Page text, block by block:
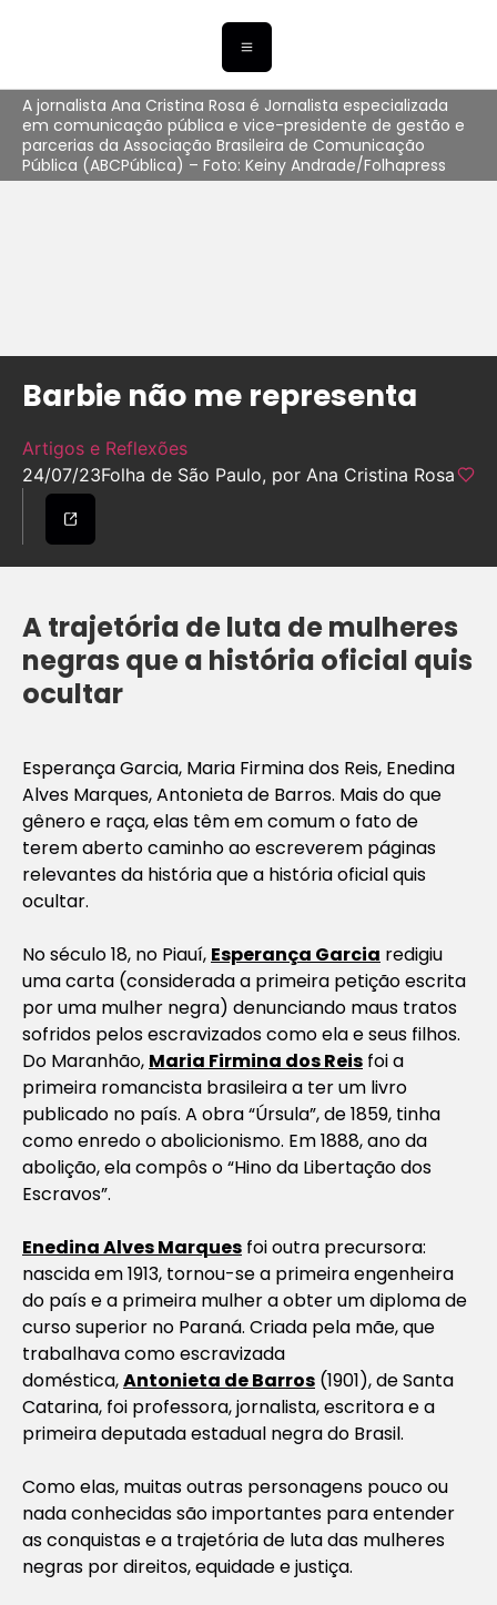
A jornalista Ana Cristina Rosa é Jornalista especializada
em comunicação pública e vice-presidente de gestão e
parcerias da Associação Brasileira de Comunicação
Pública (ABCPública) – Foto: Keiny Andrade/Folhapress
Barbie não me representa
Artigos e Reflexões
24/07/23Folha de São Paulo, por Ana Cristina Rosa
A trajetória de luta de mulheres
negras que a história oficial quis
ocultar
Esperança Garcia, Maria Firmina dos Reis, Enedina
Alves Marques, Antonieta de Barros. Mais do que
gênero e raça, elas têm em comum o fato de
terem aberto caminho ao escreverem páginas
relevantes da história que a história oficial quis
ocultar.
No século 18, no Piauí, Esperança Garcia redigiu
uma carta (considerada a primeira petição escrita
por uma mulher negra) denunciando maus tratos
sofridos pelos escravizados como ela e seus filhos.
Do Maranhão, Maria Firmina dos Reis foi a
primeira romancista brasileira a ter um livro
publicado no país. A obra “Úrsula”, de 1859, tinha
como enredo o abolicionismo. Em 1888, ano da
abolição, ela compôs o “Hino da Libertação dos
Escravos”.
Enedina Alves Marques foi outra precursora:
nascida em 1913, tornou-se a primeira engenheira
do país e a primeira mulher a obter um diploma de
curso superior no Paraná. Criada pela mãe, que
trabalhava como escravizada
doméstica,Antonieta de Barros (1901), de Santa
Catarina, foi professora, jornalista, escritora e a
primeira deputada estadual negra do Brasil.
Como elas, muitas outras personagens pouco ou
nada conhecidas são importantes para entender
as conquistas e a trajetória de luta das mulheres
negras por direitos, equidade e justiça.